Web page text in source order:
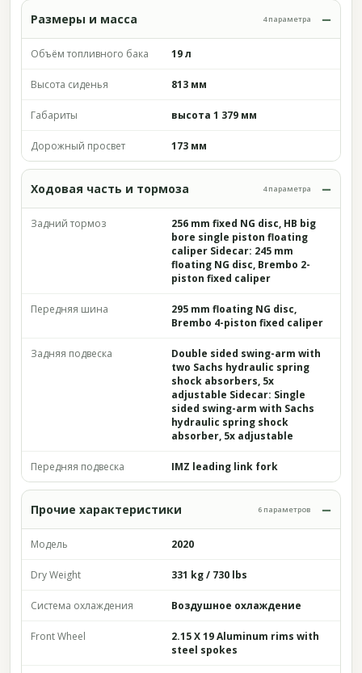
Размеры и масса 4 параметра
Объём топливного бака 19 л
Высота сиденья 813 мм
Габариты высота 1 379 мм
Дорожный просвет 173 мм
Ходовая часть и тормоза 4 параметра
Задний тормоз
256 mm fixed NG disc, HB big
bore single piston floating
caliper Sidecar: 245 mm
floating NG disc, Brembo 2-
piston fixed caliper
Передняя шина
295 mm floating NG disc,
Brembo 4-piston fixed caliper
Задняя подвеска
Double sided swing-arm with
two Sachs hydraulic spring
shock absorbers, 5x
adjustable Sidecar: Single
sided swing-arm with Sachs
hydraulic spring shock
absorber, 5x adjustable
Передняя подвеска IMZ leading link fork
Прочие характеристики 6 параметров
Модель 2020
Dry Weight 331 kg / 730 lbs
Система охлаждения Воздушное охлаждение
Front Wheel
2.15 X 19 Aluminum rims with
steel spokes